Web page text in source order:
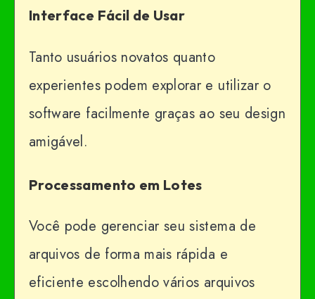
Interface Fácil de Usar
Tanto usuários novatos quanto
experientes podem explorar e utilizar o
software facilmente graças ao seu design
amigável.
Processamento em Lotes
Você pode gerenciar seu sistema de
arquivos de forma mais rápida e
eficiente escolhendo vários arquivos